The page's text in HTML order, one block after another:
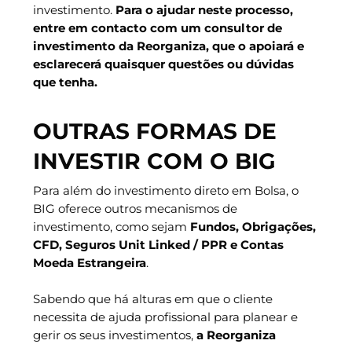
investimento. Para o ajudar neste processo,
entre em contacto com um consultor de
investimento da Reorganiza, que o apoiará e
esclarecerá quaisquer questões ou dúvidas
que tenha.
OUTRAS FORMAS DE
INVESTIR COM O BIG
Para além do investimento direto em Bolsa, o
BIG oferece outros mecanismos de
investimento, como sejam Fundos, Obrigações,
CFD, Seguros Unit Linked / PPR e Contas
Moeda Estrangeira.
Sabendo que há alturas em que o cliente
necessita de ajuda profissional para planear e
gerir os seus investimentos, a Reorganiza